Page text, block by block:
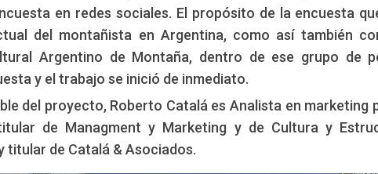
en redes sociales. El propósito de la encuesta
del montañista en Argentina, como así también
Argentino de Montaña, dentro de ese grupo de
y el trabajo se inició de inmediato.
del proyecto, Roberto Catalá es Analista en marketing
de Managment y Marketing y de Cultura y
titular de Catalá & Asociados.